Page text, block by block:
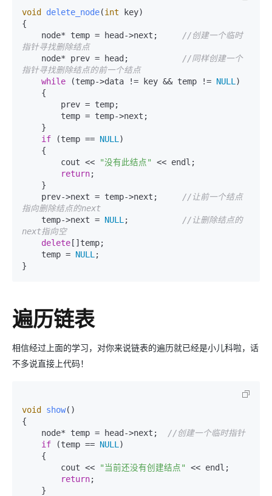
void delete_node(int key)
{
    node* temp = head->next;
//创建一个临时
指针寻找删除结点
    node* prev = head;
//同样创建一个
指针寻找删除结点的前一个结点
while (temp->data != key && temp != NULL )
if (temp == NULL )
        cout <<
"没有此结点"
<< endl;
return;
    prev->next = temp->next;
//让前一个结点
指向删除结点的next
    temp->next =
NULL ;
//让删除结点的
next指向空
delete []temp;
    temp =
NULL ;
}
遍历链表
相信经过上面的学习，对你来说链表的遍历就已经是小儿科啦，话
不多说直接上代码！
void show()
{
    node* temp = head->next;
//创建一个临时指针
if (temp == NULL )
        cout <<
"当前还没有创建结点"
<< endl;
return;